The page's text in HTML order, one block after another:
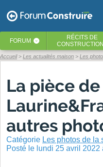
FORUM ‹ RÉCITS DE
Accueil Les actualités maison Les
La pièce
autres
Catégorie Les photos de la
Posté le lundi 25 avril 2022